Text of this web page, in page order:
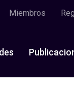
Miembros